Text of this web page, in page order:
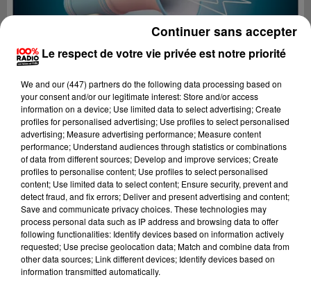
Lecture (2 min 22 sec)
100%
100% Radio les infos du Tarn et Garonne
Le respect de votre vie privée est notre priorité
We and our (447) partnersdo the following data processing based on
your consent and/or our legitimate interest: Store and/or access
information on a device; Use limited data to select advertising; Create
profiles for personalised advertising; Use profiles to select personalised
advertising; Measure advertising performance; Measure content
performance; Understand audiences through statistics or combinations
of data from different sources; Develop and improve services; Create
profiles to personalise content; Use profiles to select personalised
content; Use limited data to select content; Ensure security, prevent and
detect fraud, and fix errors; Deliver and present advertising and content;
Save and communicate privacy choices. These technologies may
process personal data such as IP address and browsing data to offer
following functionalities: Identify devices based on information actively
requested; Use precise geolocation data; Match and combine data from
other data sources; Link different devices; Identify devices based on
information transmitted automatically.
Continuer sans accepter